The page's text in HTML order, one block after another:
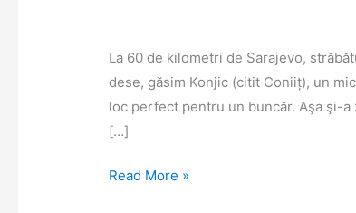
La 60 de kilometri de Sarajevo,
dese, găsim Konjic (citit Coniiț), un
loc perfect pentru un buncăr. Aşa şi-
[…]
O
Read More »